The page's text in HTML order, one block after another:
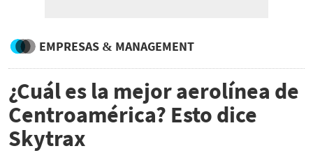
EMPRESAS & MANAGEMENT
¿Cuál es la mejor aerolínea de
Centroamérica? Esto dice
Skytrax